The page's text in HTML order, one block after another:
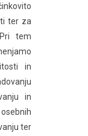
ter za
tem
in
in
ter